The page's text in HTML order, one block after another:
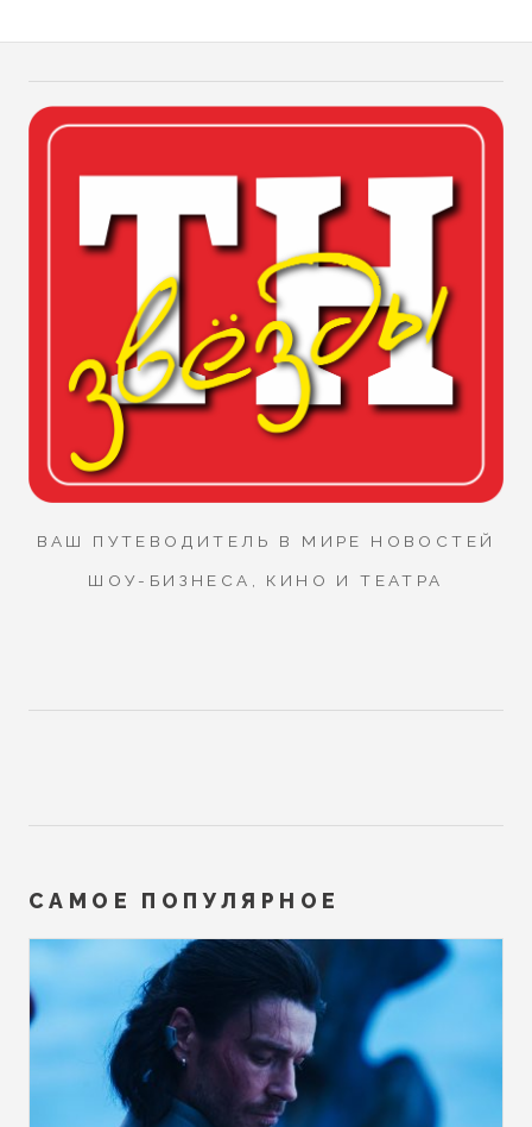
ВАШ ПУТЕВОДИТЕЛЬ В МИРЕ НОВОСТЕЙ
ШОУ-БИЗНЕСА, КИНО И ТЕАТРА
САМОЕ ПОПУЛЯРНОЕ